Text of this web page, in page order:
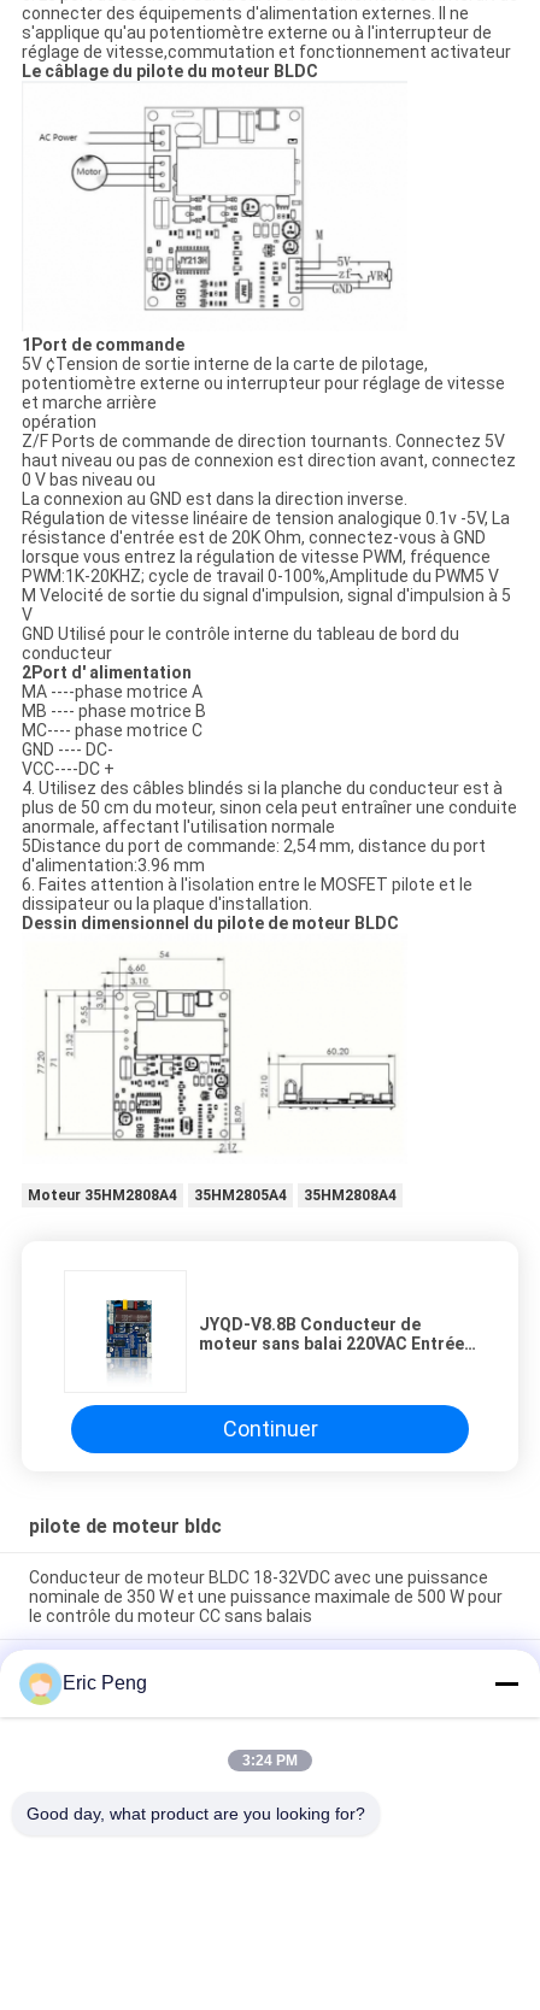
connecter des équipements d'alimentation externes. Il ne
s'applique qu'au potentiomètre externe ou à l'interrupteur de
réglage de vitesse,commutation et fonctionnement activateur
Le câblage du pilote du moteur BLDC
1Port de commande
5V ¢Tension de sortie interne de la carte de pilotage,
potentiomètre externe ou interrupteur pour réglage de vitesse
et marche arrière
opération
Z/F Ports de commande de direction tournants. Connectez 5V
haut niveau ou pas de connexion est direction avant, connectez
0 V bas niveau ou
La connexion au GND est dans la direction inverse.
Régulation de vitesse linéaire de tension analogique 0.1v -5V, La
résistance d'entrée est de 20K Ohm, connectez-vous à GND
lorsque vous entrez la régulation de vitesse PWM, fréquence
PWM:1K-20KHZ; cycle de travail 0-100%,Amplitude du PWM5 V
M Velocité de sortie du signal d'impulsion, signal d'impulsion à 5
V
GND Utilisé pour le contrôle interne du tableau de bord du
conducteur
2Port d' alimentation
MA ----phase motrice A
MB ---- phase motrice B
MC---- phase motrice C
GND ---- DC-
VCC----DC +
4. Utilisez des câbles blindés si la planche du conducteur est à
plus de 50 cm du moteur, sinon cela peut entraîner une conduite
anormale, affectant l'utilisation normale
5Distance du port de commande: 2,54 mm, distance du port
d'alimentation:3.96 mm
6. Faites attention à l'isolation entre le MOSFET pilote et le
dissipateur ou la plaque d'installation.
Dessin dimensionnel du pilote de moteur BLDC
Moteur 35HM2808A4 35HM2805A4 35HM2808A4
JYQD-V8.8B Conducteur de
moteur sans balai 220VAC Entrée
Continuer
pilote de moteur bldc
Conducteur de moteur BLDC 18-32VDC avec une puissance
nominale de 350 W et une puissance maximale de 500 W pour
le contrôle du moteur CC sans balais
Conducteur de moteur BLDC de 36 à 70 V avec régulation de
vitesse de 0 à 5 V et onde carrée pour applications
industrielles
Contrôleur de moteur BLDC 24V 350W 15A pour usage
industriel avec contrôle par onde carrée et protection contre
Eric Peng
3:24 PM
Good day, what product are you looking for?